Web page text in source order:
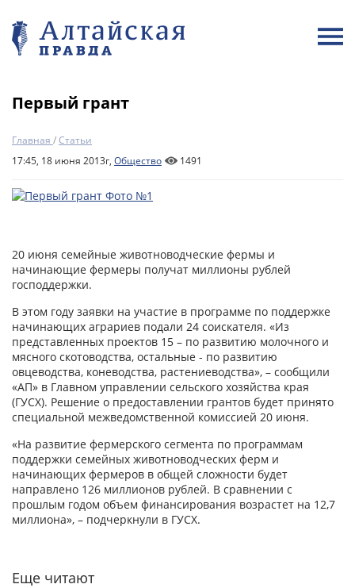
Первый грант
Главная /Статьи
17:45, 18 июня 2013г, Общество 1491
20 июня семейные животноводческие фермы и
начинающие фермеры получат миллионы рублей
господдержки.
В этом году заявки на участие в программе по поддержке
начинающих аграриев подали 24 соискателя. «Из
представленных проектов 15 – по развитию молочного и
мясного скотоводства, остальные - по развитию
овцеводства, коневодства, растениеводства», – сообщили
«АП» в Главном управлении сельского хозяйства края
(ГУСХ). Решение о предоставлении грантов будет принято
специальной межведомственной комиссией 20 июня.
«На развитие фермерского сегмента по программам
поддержки семейных животноводческих ферм и
начинающих фермеров в общей сложности будет
направлено 126 миллионов рублей. В сравнении с
прошлым годом объем финансирования возрастет на 12,7
миллиона», – подчеркнули в ГУСХ.
Еще читают